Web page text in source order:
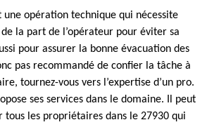
une opération technique qui nécessite
la part de l’opérateur pour éviter sa
pour assurer la bonne évacuation des
pas recommandé de confier la tâche à
tournez-vous vers l’expertise d’un pro.
ses services dans le domaine. Il peut
tous les propriétaires dans le 27930 qui